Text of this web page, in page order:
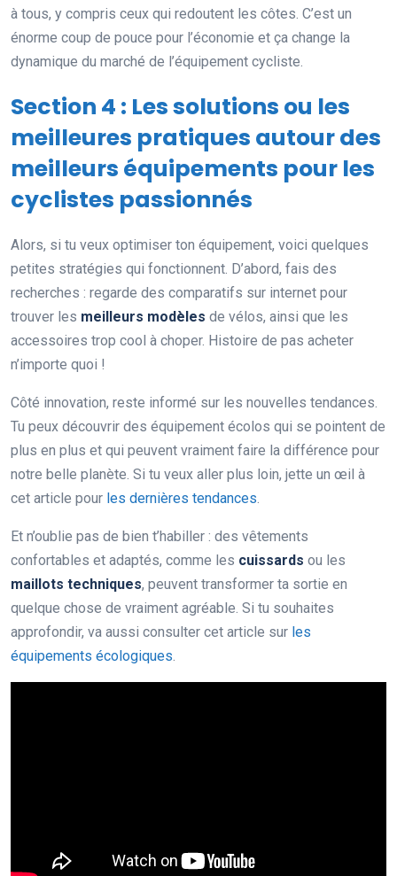
à tous, y compris ceux qui redoutent les côtes. C’est un
énorme coup de pouce pour l’économie et ça change la
dynamique du marché de l’équipement cycliste.
Section 4 : Les solutions ou les
meilleures pratiques autour des
meilleurs équipements pour les
cyclistes passionnés
Alors, si tu veux optimiser ton équipement, voici quelques
petites stratégies qui fonctionnent. D’abord, fais des
recherches : regarde des comparatifs sur internet pour
trouver les meilleurs modèles de vélos, ainsi que les
accessoires trop cool à choper. Histoire de pas acheter
n’importe quoi !
Côté innovation, reste informé sur les nouvelles tendances.
Tu peux découvrir des équipement écolos qui se pointent de
plus en plus et qui peuvent vraiment faire la différence pour
notre belle planète. Si tu veux aller plus loin, jette un œil à
cet article pour les dernières tendances.
Et n’oublie pas de bien t’habiller : des vêtements
confortables et adaptés, comme les cuissards ou les
maillots techniques, peuvent transformer ta sortie en
quelque chose de vraiment agréable. Si tu souhaites
approfondir, va aussi consulter cet article sur les
équipements écologiques.